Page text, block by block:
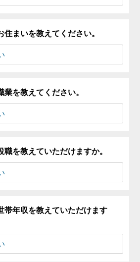
住まいを教えてください。
業を教えてください。
職を教えていただけますか。
帯年収を教えていただけます